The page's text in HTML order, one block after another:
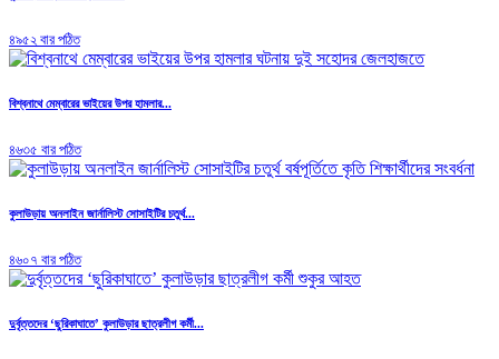
৪৯৫২ বার পঠিত
বিশ্বনাথে মেম্বারের ভাইয়ের উপর হামলার...
৪৬৩৫ বার পঠিত
কুলাউড়ায় অনলাইন জার্নালিস্ট সোসাইটির চতুর্থ...
৪৬০৭ বার পঠিত
দুর্বৃত্তদের ‘ছুরিকাঘাতে’ কুলাউড়ার ছাত্রলীগ কর্মী...